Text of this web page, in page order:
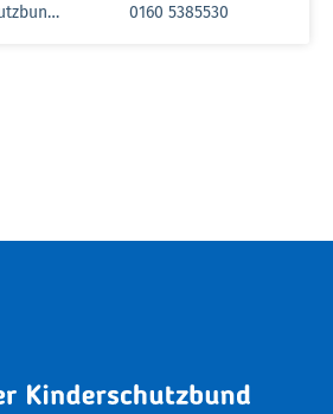
presse[at]kinderschutzbund-sh.de 0160 5385530